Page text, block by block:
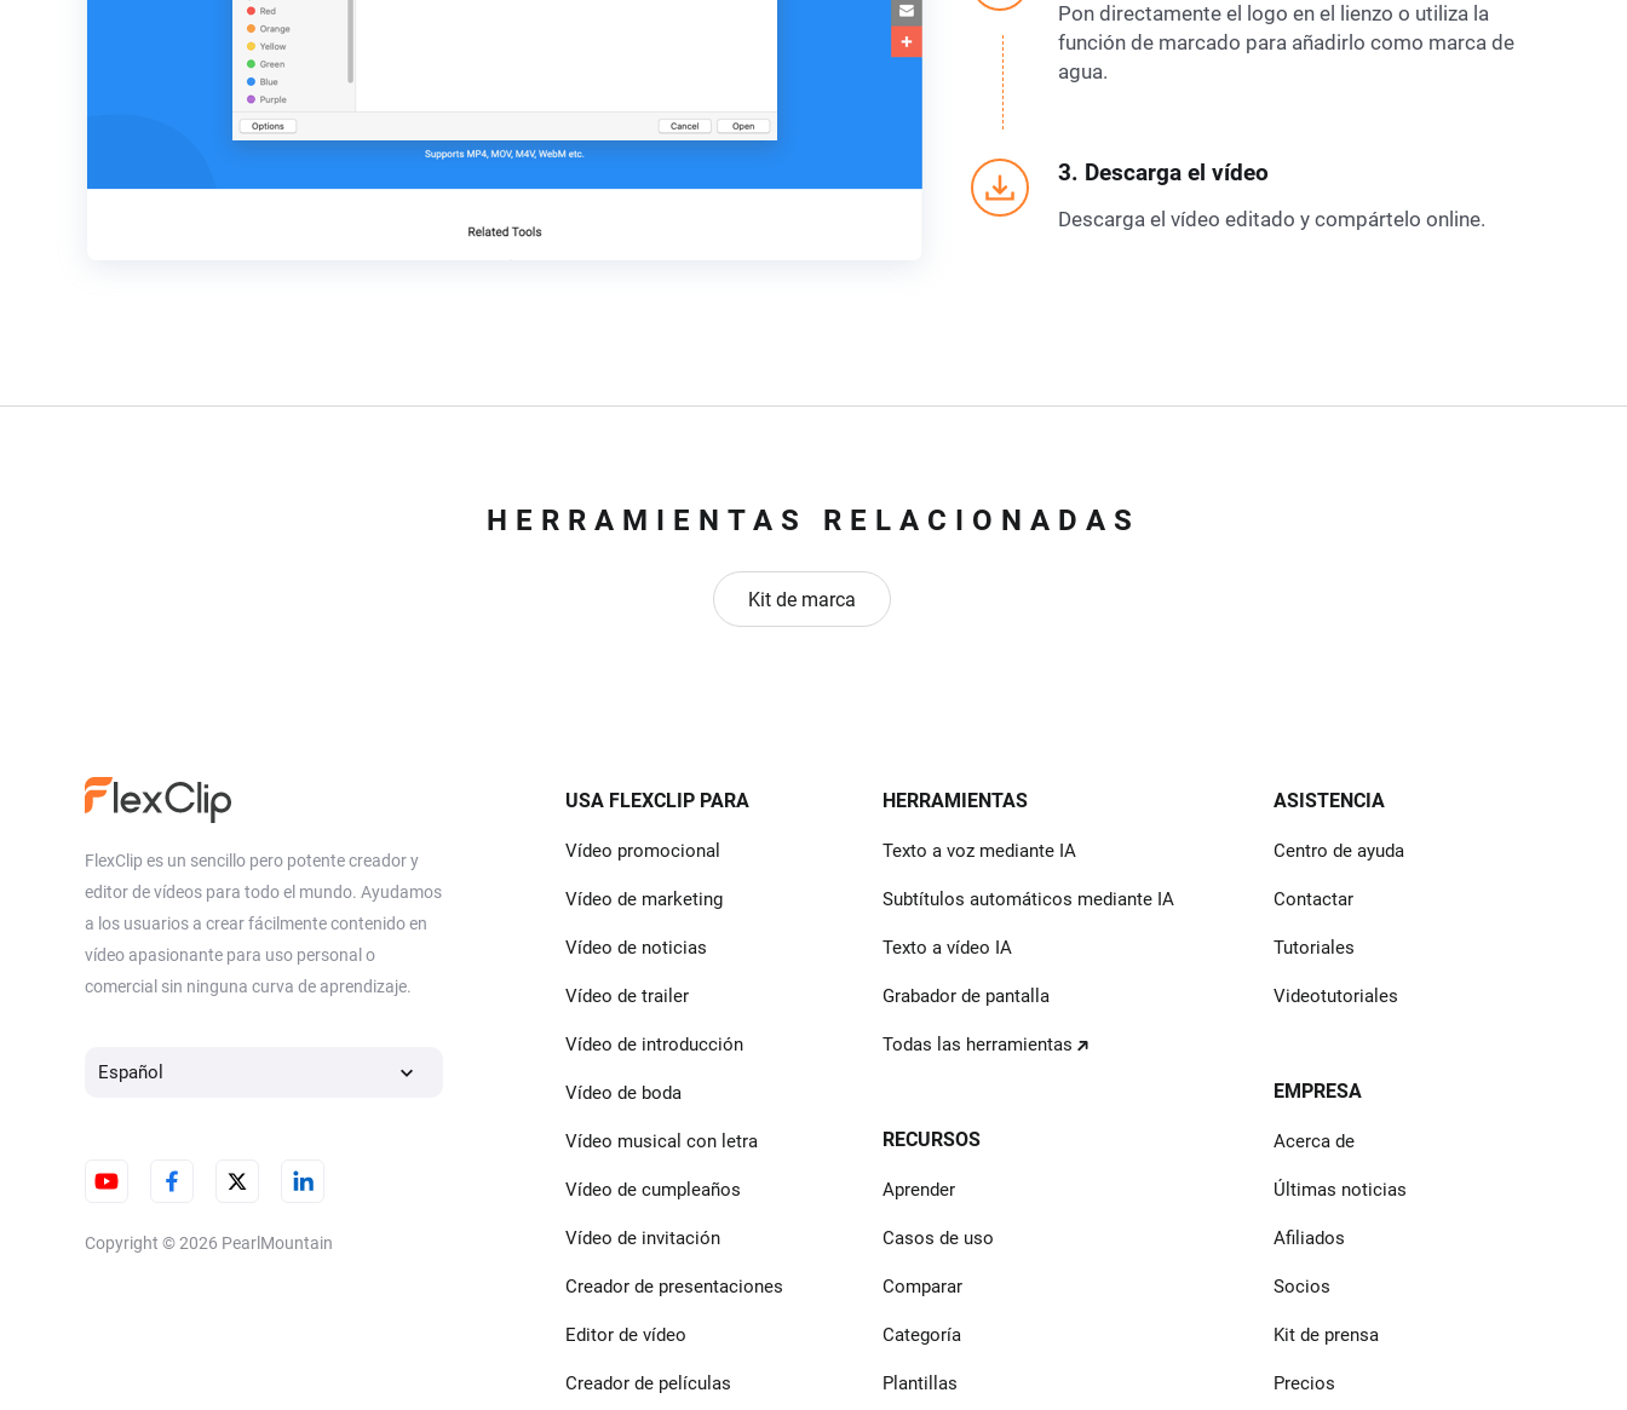
Pon directamente el logo en el lienzo o utiliza la
función de marcado para añadirlo como marca de
agua.
3. Descarga el vídeo
Descarga el vídeo editado y compártelo online.
HERRAMIENTAS RELACIONADAS
Kit de marca
FlexClip es un sencillo pero potente creador y
editor de vídeos para todo el mundo. Ayudamos
a los usuarios a crear fácilmente contenido en
vídeo apasionante para uso personal o
comercial sin ninguna curva de aprendizaje.
Español
Copyright © 2026 PearlMountain
USA FLEXCLIP PARA
Vídeo promocional
Vídeo de marketing
Vídeo de noticias
Vídeo de trailer
Vídeo de introducción
Vídeo de boda
Vídeo musical con letra
Vídeo de cumpleaños
Vídeo de invitación
Creador de presentaciones
Editor de vídeo
Creador de películas
HERRAMIENTAS
Texto a voz mediante IA
Subtítulos automáticos mediante IA
Texto a vídeo IA
Grabador de pantalla
Todas las herramientas
RECURSOS
Aprender
Casos de uso
Comparar
Categoría
Plantillas
ASISTENCIA
Centro de ayuda
Contactar
Tutoriales
Videotutoriales
EMPRESA
Acerca de
Últimas noticias
Afiliados
Socios
Kit de prensa
Precios